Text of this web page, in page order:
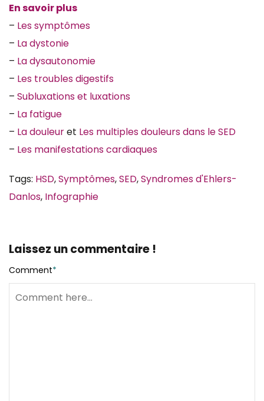
En savoir plus
– Les symptômes
– La dystonie
– La dysautonomie
– Les troubles digestifs
– Subluxations et luxations
– La fatigue
– La douleuret Les multiples douleurs dans le SED
– Les manifestations cardiaques
Tags: HSD,Symptômes,SED,Syndromes d'Ehlers-
Danlos, Infographie
Laissez un commentaire !
Comment*